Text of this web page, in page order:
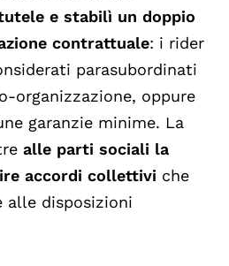
e stabilì un doppio
contrattuale: i rider
parasubordinati
organizzazione, oppure
garanzie minime. La
alle parti sociali la
accordi collettivi che
alle disposizioni